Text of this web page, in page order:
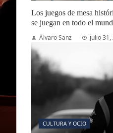
Los juegos de mesa
se juegan en todo el
Álvaro Sanz
julio 31,
CULTURA Y OCIO